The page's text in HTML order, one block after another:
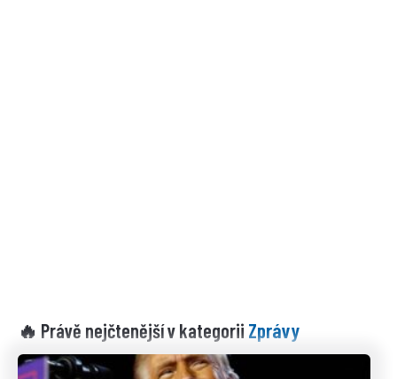
🔥 Právě nejčtenější v kategorii Zprávy